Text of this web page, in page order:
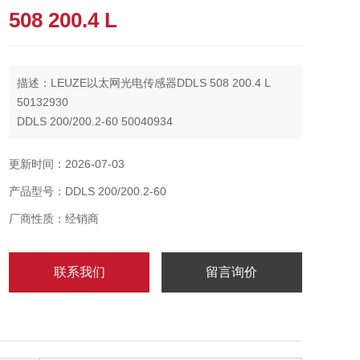
508 200.4 L
描述：LEUZE以太网光电传感器DDLS 508 200.4 L
50132930
DDLS 200/200.2-60 50040934
平行光轴运行
工作范围100 ... 200,000 mm
更新时间：2026-07-03
产品型号：DDLS 200/200.2-60
厂商性质：经销商
联系我们 留言询价